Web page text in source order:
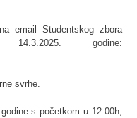
email Studentskog zbora
godine:
svrhe.
s početkom u 12.00h,